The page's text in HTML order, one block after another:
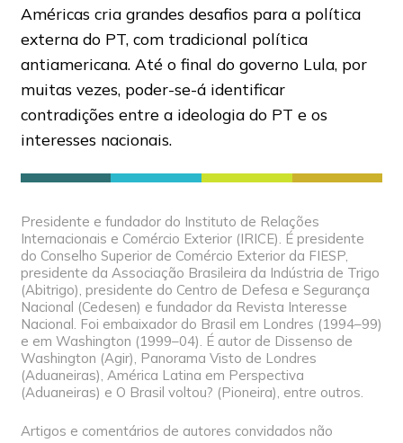
Américas cria grandes desafios para a política
externa do PT, com tradicional política
antiamericana. Até o final do governo Lula, por
muitas vezes, poder-se-á identificar
contradições entre a ideologia do PT e os
interesses nacionais.
Presidente e fundador do Instituto de Relações
Internacionais e Comércio Exterior (IRICE). É presidente
do Conselho Superior de Comércio Exterior da FIESP,
presidente da Associação Brasileira da Indústria de Trigo
(Abitrigo), presidente do Centro de Defesa e Segurança
Nacional (Cedesen) e fundador da Revista Interesse
Nacional. Foi embaixador do Brasil em Londres (1994–99)
e em Washington (1999–04). É autor de Dissenso de
Washington (Agir), Panorama Visto de Londres
(Aduaneiras), América Latina em Perspectiva
(Aduaneiras) e O Brasil voltou? (Pioneira), entre outros.
Artigos e comentários de autores convidados não